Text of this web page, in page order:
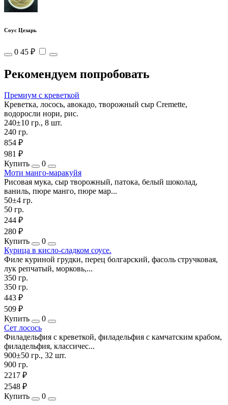
Соус Цезарь
0 45 ₽
Рекомендуем попробовать
Премиум с креветкой
Креветка, лосось, авокадо, творожный сыр Cremette,
водоросли нори, рис.
240±10 гр., 8 шт.
240 гр.
854 ₽
981 ₽
Купить
0
Моти манго-маракуйя
Рисовая мука, сыр творожный, патока, белый шоколад,
ваниль, пюре манго, пюре мар...
50±4 гр.
50 гр.
244 ₽
280 ₽
Купить
0
Курица в кисло-сладком соусе.
Филе куриной грудки, перец болгарский, фасоль стручковая,
лук репчатый, морковь,...
350 гр.
350 гр.
443 ₽
509 ₽
Купить
0
Сет лосось
Филадельфия с креветкой, филадельфия с камчатским крабом,
филадельфия, классичес...
900±50 гр., 32 шт.
900 гр.
2217 ₽
2548 ₽
Купить
0